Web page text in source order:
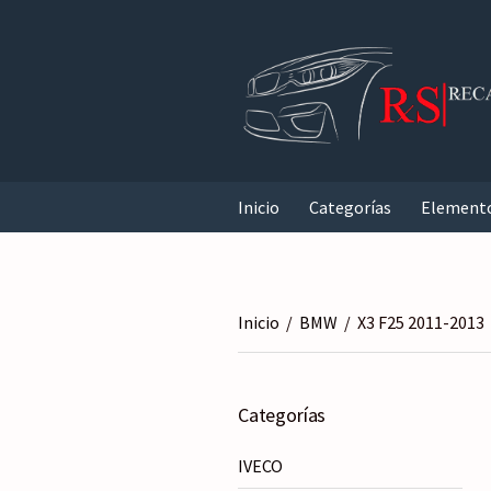
Inicio Categorías
Inicio / BMW / X3 F25 2011-2013
Categorías
IVECO